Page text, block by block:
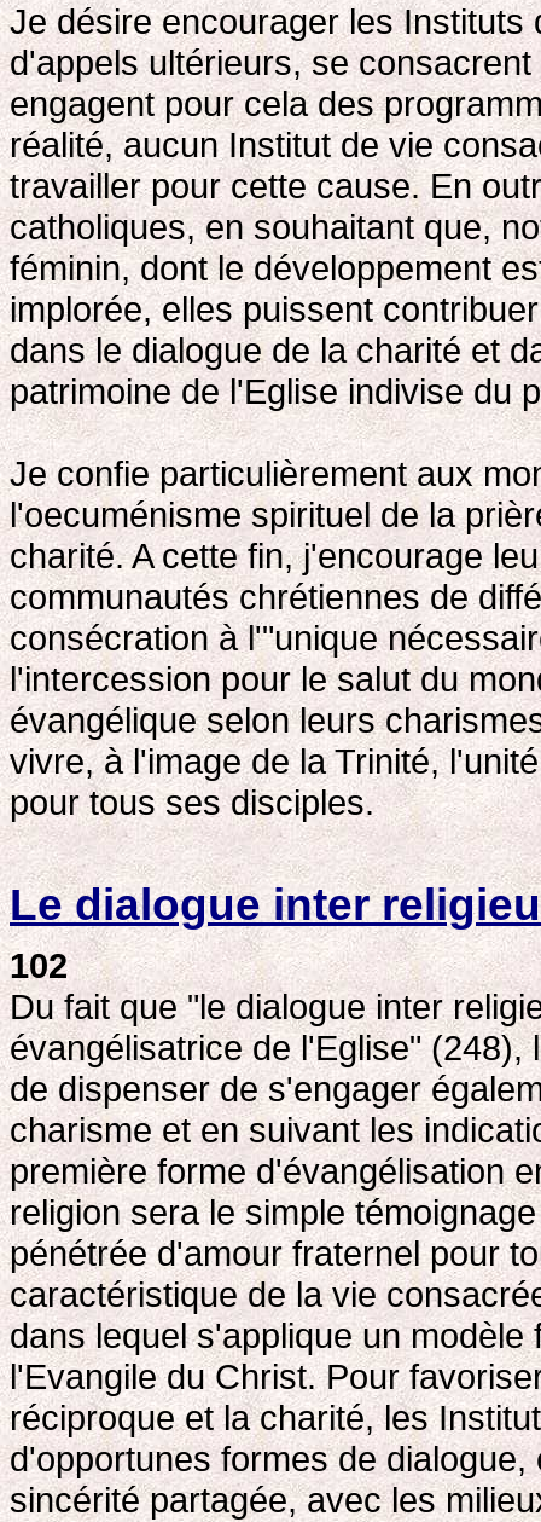
Je désire encourager les
d'appels ultérieurs, se
engagent pour cela des
réalité, aucun Institut de vie
travailler pour cette cause. En
catholiques, en souhaitant que,
féminin, dont le développement
implorée, elles puissent
dans le dialogue de la charité et
patrimoine de l'Eglise indivise du
Je confie particulièrement aux
l'oecuménisme spirituel de la
charité. A cette fin, j'encourage
communautés chrétiennes de
consécration à l'"unique
l'intercession pour le salut du
évangélique selon leurs
vivre, à l'image de la Trinité,
pour tous ses disciples.
Le dialogue inter
102
Du fait que "le dialogue inter
évangélisatrice de l'Eglise"
de dispenser de s'engager
charisme et en suivant les
première forme d'évangélisation
religion sera le simple
pénétrée d'amour fraternel pour
caractéristique de la vie
dans lequel s'applique un
l'Evangile du Christ. Pour
réciproque et la charité, les
d'opportunes formes de
sincérité partagée, avec les